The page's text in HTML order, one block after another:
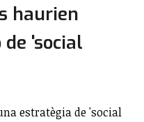
haurien
'social
estratègia de 'social